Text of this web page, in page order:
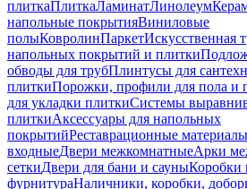
плиткаПлиткаЛаминатЛинолеум
напольные покрытияВиниловые
полыКовролинПаркетИскусственная
напольных покрытий и плитки
обводы для трубПлинтусы для
плиткиПорожки, профили для пола и
для укладки плиткиСистемы
плиткиАксессуары для напольных
покрытийРеставрационные материалы
входныеДвери межкомнатныеАрки
сеткиДвери для бани и сауныКоробки
фурнитураНаличники, коробки,